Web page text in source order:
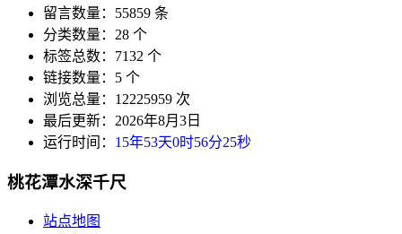
留言数量：55859 条
分类数量：28 个
标签总数：7132 个
链接数量：5 个
浏览总量：12225959 次
最后更新：2026年8月3日
运行时间： 15年53天0时56分26秒
桃花潭水深千尺
站点地图